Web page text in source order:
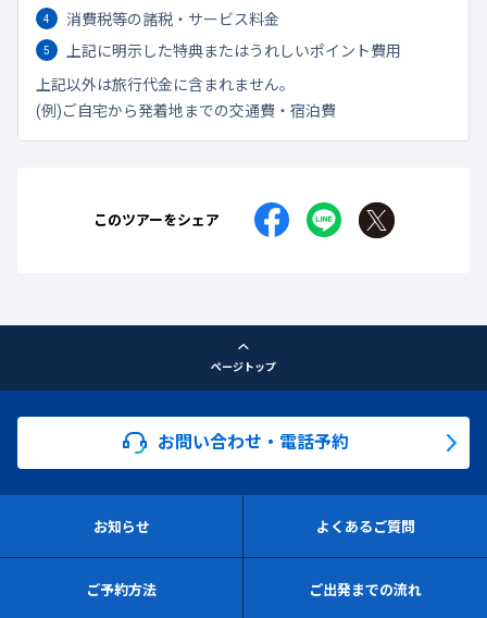
消費税等の諸税・サービス料金
上記に明示した特典またはうれしいポイント費用
上記以外は旅行代金に含まれません。
(例)ご自宅から発着地までの交通費・宿泊費
このツアーをシェア
ページトップ
お問い合わせ・電話予約
お知らせ よくあるご質問
ご予約方法 ご出発までの流れ